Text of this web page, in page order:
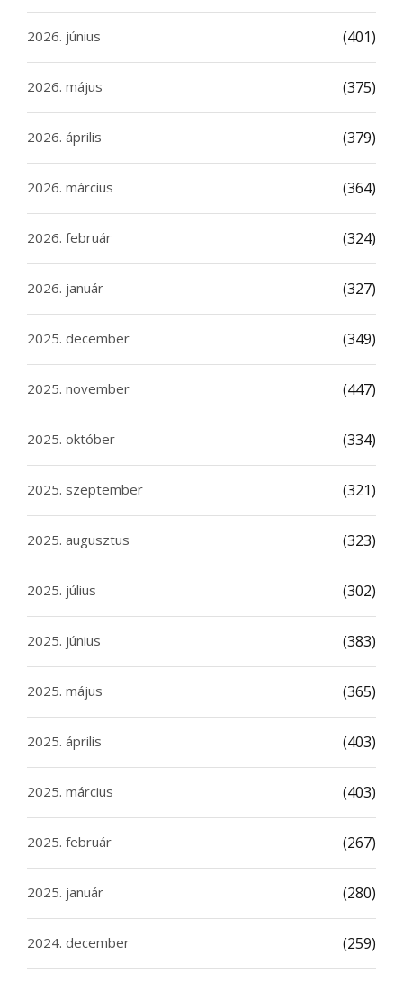
2026. június (401)
2026. május (375)
2026. április (379)
2026. március (364)
2026. február (324)
2026. január (327)
2025. december (349)
2025. november (447)
2025. október (334)
2025. szeptember (321)
2025. augusztus (323)
2025. július (302)
2025. június (383)
2025. május (365)
2025. április (403)
2025. március (403)
2025. február (267)
2025. január (280)
2024. december (259)